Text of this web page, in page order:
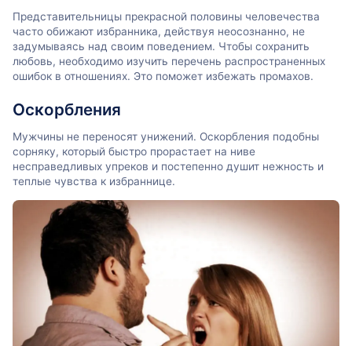
Представительницы прекрасной половины человечества
часто обижают избранника, действуя неосознанно, не
задумываясь над своим поведением. Чтобы сохранить
любовь, необходимо изучить перечень распространенных
ошибок в отношениях. Это поможет избежать промахов.
Оскорбления
Мужчины не переносят унижений. Оскорбления подобны
сорняку, который быстро прорастает на ниве
несправедливых упреков и постепенно душит нежность и
теплые чувства к избраннице.